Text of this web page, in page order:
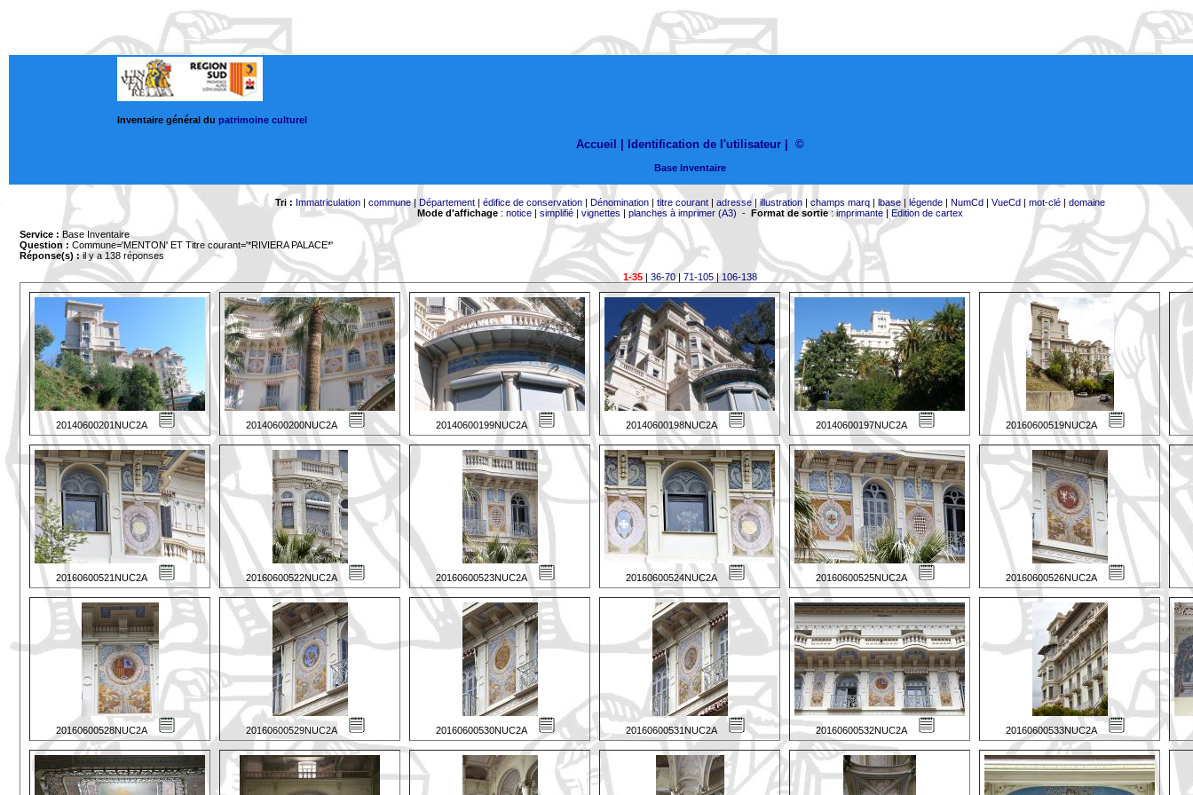
Inventaire général du patrimoine culturel
Accueil | Identification de l'utilisateur ©
Base Inventaire
Tri : Immatriculation| commune| Département| édifice de conservation| Dénomination| titre courant| adresse|illustration| champs marq| lbase| légende| NumCd| VueCd| mot-clé| domaine
Mode d'affichage: notice| simplifié| vignettes | planches à imprimer (A3) - Format de sortie:imprimante| Edition de cartex
Service : Base Inventaire
Question : Commune='MENTON' ET Titre courant='*RIVIERA PALACE*'
Réponse(s) :il y a 138 réponses
1-35| 36-70| 71-105|106-138
20140600201NUC2A 20140600200NUC2A 20140600199NUC2A 20140600198NUC2A 20140600197NUC2A 20160600519NUC2A
20160600521NUC2A 20160600522NUC2A 20160600523NUC2A 20160600524NUC2A 20160600525NUC2A 20160600526NUC2A
20160600528NUC2A 20160600529NUC2A 20160600530NUC2A 20160600531NUC2A 20160600532NUC2A 20160600533NUC2A